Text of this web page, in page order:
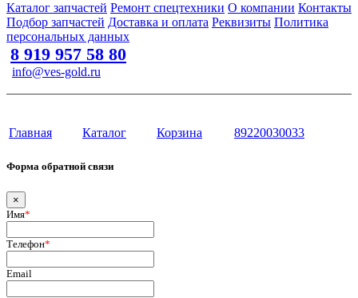
Каталог запчастей Ремонт спецтехники О компании Контакты
Подбор запчастей Доставка и оплата Реквизиты Политика
персональных данных
8 919 957 58 80
info@ves-gold.ru
Главная Каталог Корзина 89220030033
Форма обратной связи
×
Имя*
Телефон*
Email